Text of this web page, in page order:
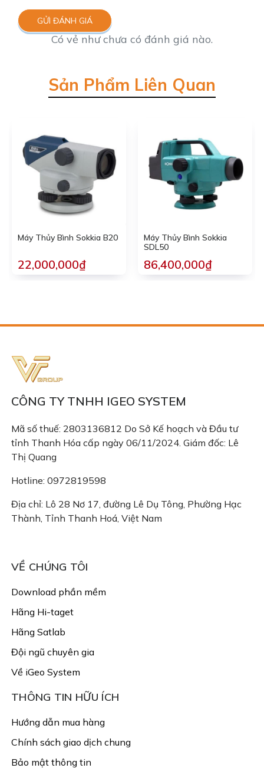
GỬI ĐÁNH GIÁ
Có vẻ như chưa có đánh giá nào.
Sản Phẩm Liên Quan
Máy Thủy Bình Sokkia B20
22,000,000₫
Máy Thủy Bình Sokkia
SDL50
86,400,000₫
CÔNG TY TNHH IGEO SYSTEM
Mã số thuế: 2803136812 Do Sở Kế hoạch và Đầu tư
tỉnh Thanh Hóa cấp ngày 06/11/2024. Giám đốc: Lê
Thị Quang
Hotline: 0972819598
Địa chỉ: Lô 28 Nơ 17, đường Lê Dụ Tông, Phường Hạc
Thành, Tỉnh Thanh Hoá, Việt Nam
VỀ CHÚNG TÔI
Download phần mềm
Hãng Hi-taget
Hãng Satlab
Đội ngũ chuyên gia
Về iGeo System
THÔNG TIN HỮU ÍCH
Hướng dẫn mua hàng
Chính sách giao dịch chung
Bảo mật thông tin